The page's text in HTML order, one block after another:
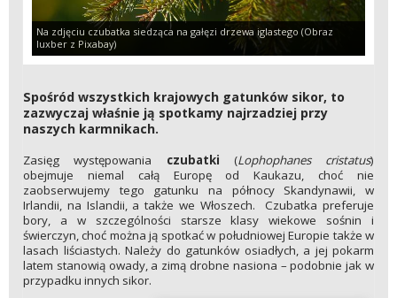
Na zdjęciu czubatka siedząca na gałęzi drzewa iglastego (Obraz
luxber z Pixabay)
Spośród wszystkich krajowych gatunków sikor, to
zazwyczaj właśnie ją spotkamy najrzadziej przy
naszych karmnikach.
Zasięg występowania czubatki (Lophophanes cristatus)
obejmuje niemal całą Europę od Kaukazu, choć nie
zaobserwujemy tego gatunku na północy Skandynawii, w
Irlandii, na Islandii, a także we Włoszech. Czubatka preferuje
bory, a w szczególności starsze klasy wiekowe sośnin i
świerczyn, choć można ją spotkać w południowej Europie także w
lasach liściastych. Należy do gatunków osiadłych, a jej pokarm
latem stanowią owady, a zimą drobne nasiona – podobnie jak w
przypadku innych sikor.